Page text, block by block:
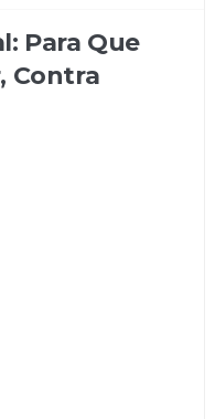
Para Que
Contra